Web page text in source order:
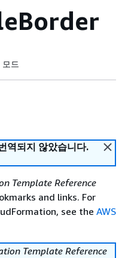
모드
역되지 않았습니다.
Template Reference
and links. For
see the AWS
Template Reference